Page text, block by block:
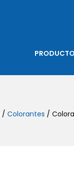
/ Colorantes /